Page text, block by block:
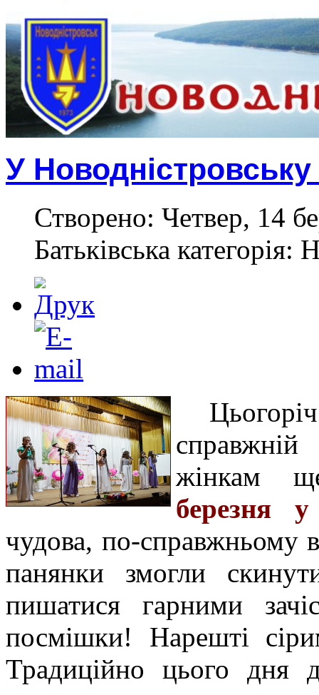
У Новодністровську
Створено: Четвер, 14
Батьківська категорія:
жінкам
березня у
чудова, по-справжньому
панянки змогли
пишатися гарними
посмішки! Нарешті
Традиційно цього дня